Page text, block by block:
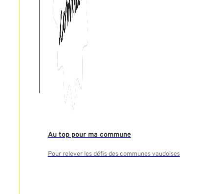
Au top pour ma commune
Pour relever les défis des communes vaudoises